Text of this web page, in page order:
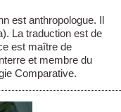
est anthropologue. Il
La traduction est de
est maître de
et membre du
Comparative.